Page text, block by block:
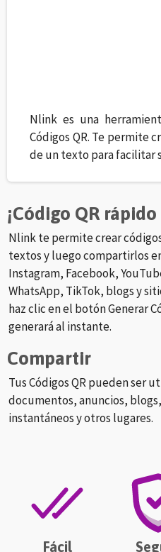
Nlink es una
Códigos QR. Te permite
de un texto para facilitar
¡Código QR
Nlink te permite crear
textos y luego compartirlos
Instagram, Facebook,
WhatsApp, TikTok, blogs y
haz clic en el botón Generar
generará al instante.
Compartir
Tus Códigos QR pueden ser
documentos, anuncios,
instantáneos y otros lugares.
Fácil